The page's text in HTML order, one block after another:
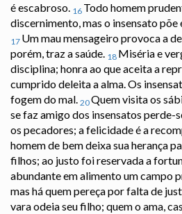
é escabroso. 16 Todo homem
discernimento, mas o insensato põe
17 Um mau mensageiro provoca a
porém, traz a saúde. 18 Miséria e
disciplina; honra ao que aceita a
cumprido deleita a alma. Os
fogem do mal. 20Quem visita os
se faz amigo dos insensatos perde-
os pecadores; a felicidade é a
homem de bem deixa sua herança
filhos; ao justo foi reservada a
abundante em alimento um campo
mas há quem pereça por falta de
vara odeia seu filho; quem o ama,